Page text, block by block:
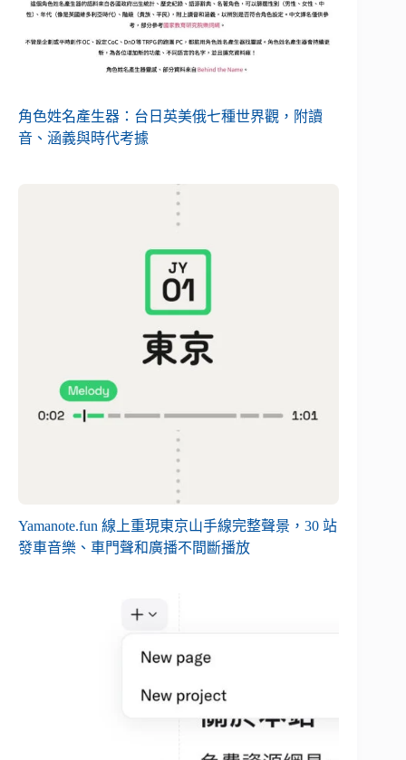
角色姓名產生器：台日英美俄七種世界觀，附讀
音、涵義與時代考據
Yamanote.fun 線上重現東京山手線完整聲景，30 站
發車音樂、車門聲和廣播不間斷播放